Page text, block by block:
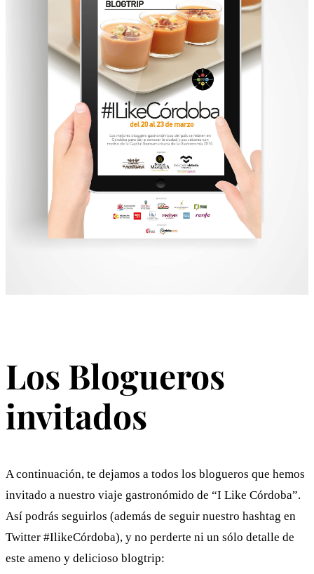
Los Blogueros
invitados
A continuación, te dejamos a todos los blogueros que hemos
invitado a nuestro viaje gastronómido de “I Like Córdoba”.
Así podrás seguirlos (además de seguir nuestro hashtag en
Twitter #IlikeCórdoba), y no perderte ni un sólo detalle de
este ameno y delicioso blogtrip: